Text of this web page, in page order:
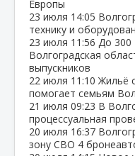
Европы
23 июля 14:05
технику и
23 июля 11:56 До 300
Волгоградская
выпускников
22 июля 11:10 Жильё
помогает семьям
21 июля 09:23 В
процессуальная
20 июля 16:37
зону СВО 4